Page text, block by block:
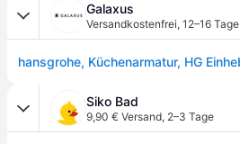
Galaxus
Versandkostenfrei, 12–16 Tage
Siko Bad
9,90 € Versand, 2–3 Tage